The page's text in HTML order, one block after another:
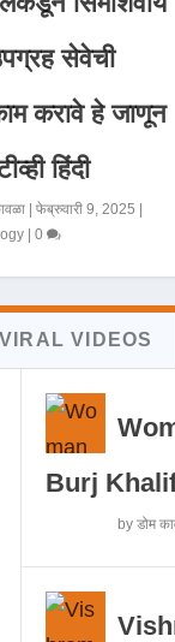
सेवेची
करावे हे जाणून
हिंदी
| फेब्रुवारी 9, 2025 |
| 0
VIRAL VIDEOS
Burj
by डोम